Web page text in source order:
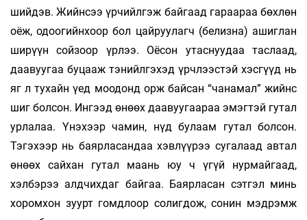
шийдэв. Жийнсээ үрчийлгэж байгаад гараараа бөхлөн
оёж, одоогийнхоор бол цайруулагч (белизна) ашиглан
ширүүн сойзоор үрлээ. Оёсон утаснуудаа таслаад,
даавуугаа буцааж тэнийлгэхэд үрчлээстэй хэсгүүд нь
яг л тухайн үед моодонд орж байсан “чанамал” жийнс
шиг болсон. Ингээд өнөөх даавуугаараа эмэгтэй гутал
урлалаа. Үнэхээр чамин, нүд булаам гутал болсон.
Тэгэхээр нь баярласандаа хэвлүүрээ сугалаад автал
өнөөх сайхан гутал маань юу ч үгүй нурмайгаад,
хэлбэрээ алдчихдаг байгаа. Баярласан сэтгэл минь
хоромхон зуурт гомдлоор солигдож, сонин мэдрэмж